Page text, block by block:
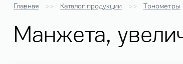
Главная Каталог продукции Тонометры
Манжета,